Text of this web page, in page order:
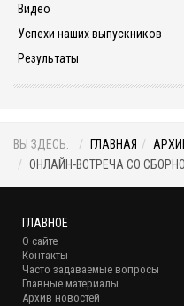
Видео
Успехи наших выпускников
Результаты
ВЫ ЗДЕСЬ: ГЛАВНАЯ
ОНЛАЙН-ВСТРЕЧА СО
ГЛАВНОЕ
О сайте
Контакты
Часто задаваемые вопросы
Главные материалы
Архив новостей